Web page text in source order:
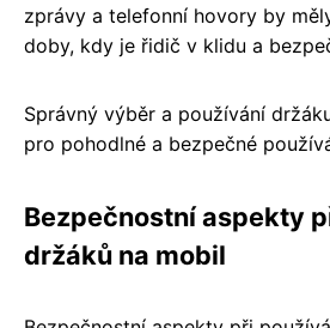
zprávy a telefonní hovory by
doby, kdy je řidič v klidu a
Správný výběr a používání
pro pohodlné a bezpečné
Bezpečnostní aspekty
držáků na mobil